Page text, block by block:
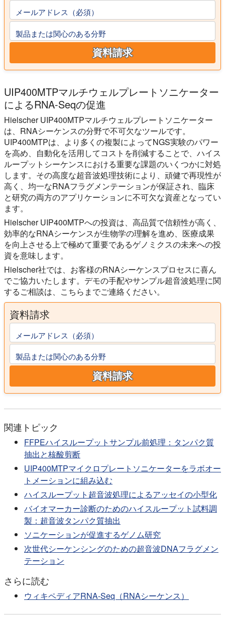
メールアドレス（必須）
製品または関心のある分野
資料請求
UIP400MTPマルチウェルプレートソニケーター
によるRNA-Seqの促進
Hielscher UIP400MTPマルチウェルプレートソニケーター
は、RNAシーケンスの分野で不可欠なツールです。
UIP400MTPは、より多くの複製によってNGS実験のパワー
を高め、自動化を活用してコストを削減することで、ハイス
ループットシーケンスにおける重要な課題のいくつかに対処
します。その高度な超音波処理技術により、頑健で再現性が
高く、均一なRNAフラグメンテーションが保証され、臨床
と研究の両方のアプリケーションに不可欠な資産となってい
ます。
Hielscher UIP400MTPへの投資は、高品質で信頼性が高く、
効率的なRNAシーケンスが生物学の理解を進め、医療成果
を向上させる上で極めて重要であるゲノミクスの未来への投
資を意味します。
Hielscher社では、お客様のRNAシーケンスプロセスに喜ん
でご協力いたします。デモの手配やサンプル超音波処理に関
するご相談は、こちらまでご連絡ください。
資料請求
メールアドレス（必須）
製品または関心のある分野
資料請求
関連トピック
FFPEハイスループットサンプル前処理：タンパク質
抽出と核酸剪断
UIP400MTPマイクロプレートソニケーターをラボオー
トメーションに組み込む
ハイスループット超音波処理によるアッセイの小型化
バイオマーカー診断のためのハイスループット試料調
製：超音波タンパク質抽出
ソニケーションが促進するゲノム研究
次世代シーケンシングのための超音波DNAフラグメン
テーション
さらに読む
ウィキペディアRNA-Seq（RNAシーケンス）